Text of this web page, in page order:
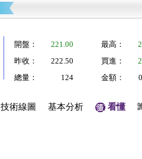
開盤： 221.00 最高：
昨收：
222.50 買進：
總量：
124 金額：
技術線圖 基本分析 看懂